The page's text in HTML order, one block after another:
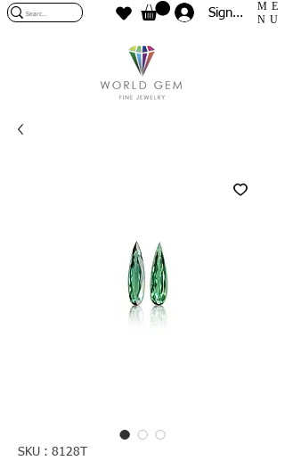
Sign In
ME
NU
SKU : 8128T